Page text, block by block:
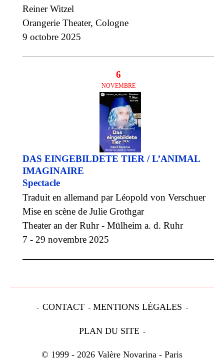
Reiner Witzel
Orangerie Theater, Cologne
9 octobre 2025
6
NOVEMBRE
DAS EINGEBILDETE TIER / L’ANIMAL
IMAGINAIRE
Spectacle
Traduit en allemand par Léopold von Verschuer
Mise en scène de Julie Grothgar
Theater an der Ruhr - Mülheim a. d. Ruhr
7 - 29 novembre 2025
CONTACT MENTIONS LÉGALES
PLAN DU SITE
© 1999 - 2026 Valère Novarina - Paris